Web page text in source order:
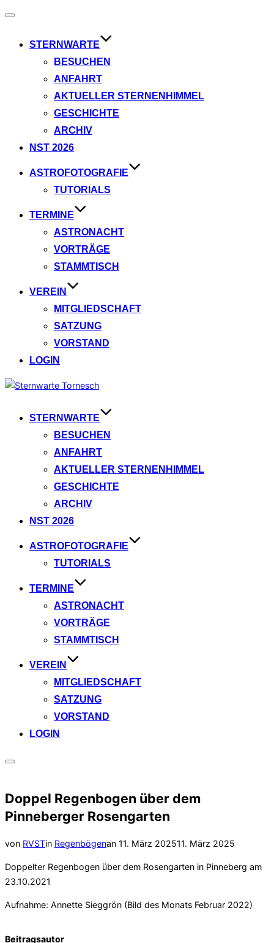
Navigation
STERNWARTE
BESUCHEN
ANFAHRT
AKTUELLER STERNENHIMMEL
GESCHICHTE
ARCHIV
NST 2026
ASTROFOTOGRAFIE
TUTORIALS
TERMINE
ASTRONACHT
VORTRÄGE
STAMMTISCH
VEREIN
MITGLIEDSCHAFT
SATZUNG
VORSTAND
LOGIN
Zum
springenSTERNWARTE
BESUCHEN
ANFAHRT
AKTUELLER STERNENHIMMEL
GESCHICHTE
ARCHIV
NST 2026
ASTROFOTOGRAFIE
TUTORIALS
TERMINE
ASTRONACHT
VORTRÄGE
STAMMTISCH
VEREIN
MITGLIEDSCHAFT
SATZUNG
VORSTAND
LOGIN
Seitenleiste
umschalten
Doppel Regenbogen über dem
Pinneberger Rosengarten
von RVSTin Regenbögenan Veröffentlicht
11. März 202511. März 2025
Doppelter Regenbogen über dem Rosengarten in Pinneberg am
23.10.2021
Aufnahme: Annette Sieggrön (Bild des Monats Februar 2022)
Beitragsautor